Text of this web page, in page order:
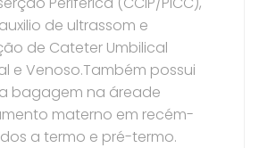
de ultrassom e
de Cateter Umbilical
e Venoso.Também possui
bagagem na áreade
materno em recém-
a termo e pré-termo.